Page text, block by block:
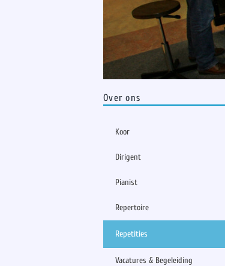
Over ons
Koor
Dirigent
Pianist
Repertoire
Repetities
Vacatures & Begeleiding